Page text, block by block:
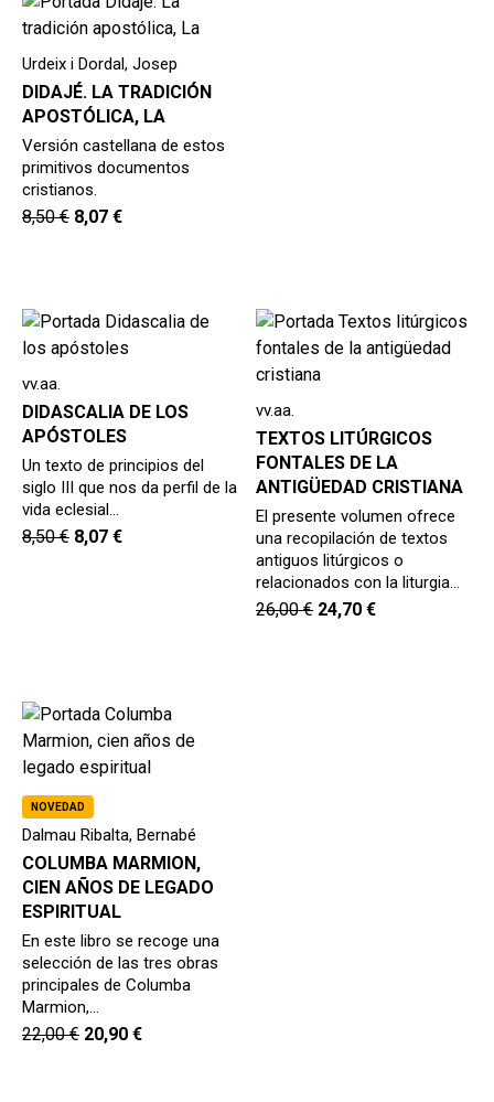
MI CUENTA
BUSCAR
CAT
ESP
Urdeix i Dordal, Josep
DIDAJÉ. LA TRADICIÓN
APOSTÓLICA, LA
Versión castellana de estos
primitivos documentos
cristianos.
8,50€ 8,07 €
vv.aa.
DIDASCALIA DE LOS
APÓSTOLES
Un texto de principios del
siglo III que nos da perfil de la
vida eclesial…
8,50€ 8,07 €
vv.aa.
TEXTOS LITÚRGICOS
FONTALES DE LA
ANTIGÜEDAD CRISTIANA
El presente volumen ofrece
una recopilación de textos
antiguos litúrgicos o
relacionados con la liturgia…
26,00€ 24,70€
NOVEDAD
Dalmau Ribalta, Bernabé
COLUMBA MARMION,
CIEN AÑOS DE LEGADO
ESPIRITUAL
En este libro se recoge una
selección de las tres obras
principales de Columba
Marmion,…
22,00€ 20,90 €